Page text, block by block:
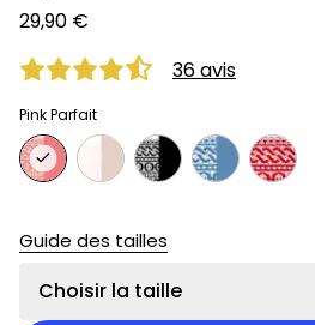
29,90 €
36 avis
Pink Parfait
Guide des tailles
Choisir la taille